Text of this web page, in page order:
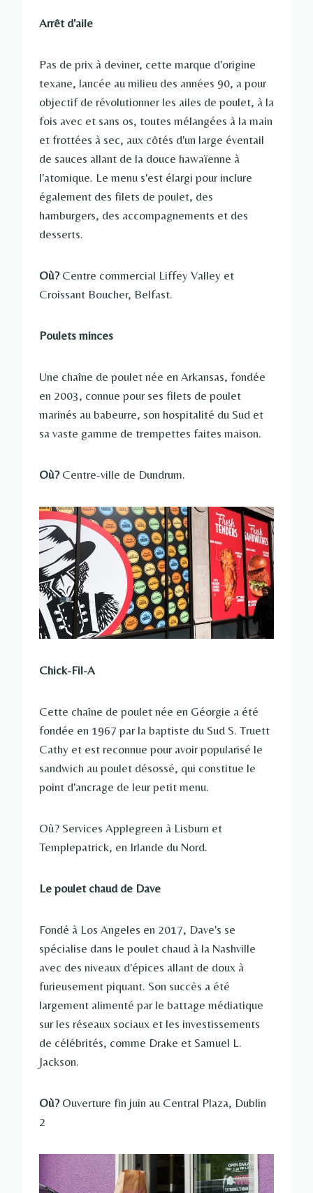
Arrêt d'aile
Pas de prix à deviner, cette marque d'origine
texane, lancée au milieu des années 90, a pour
objectif de révolutionner les ailes de poulet, à la
fois avec et sans os, toutes mélangées à la main
et frottées à sec, aux côtés d'un large éventail
de sauces allant de la douce hawaïenne à
l'atomique. Le menu s'est élargi pour inclure
également des filets de poulet, des
hamburgers, des accompagnements et des
desserts.
Où? Centre commercial Liffey Valley et
Croissant Boucher, Belfast.
Poulets minces
Une chaîne de poulet née en Arkansas, fondée
en 2003, connue pour ses filets de poulet
marinés au babeurre, son hospitalité du Sud et
sa vaste gamme de trempettes faites maison.
Où? Centre-ville de Dundrum.
Chick-Fil-A
Cette chaîne de poulet née en Géorgie a été
fondée en 1967 par la baptiste du Sud S. Truett
Cathy et est reconnue pour avoir popularisé le
sandwich au poulet désossé, qui constitue le
point d'ancrage de leur petit menu.
Où? Services Applegreen à Lisburn et
Templepatrick, en Irlande du Nord.
Le poulet chaud de Dave
Fondé à Los Angeles en 2017, Dave's se
spécialise dans le poulet chaud à la Nashville
avec des niveaux d'épices allant de doux à
furieusement piquant. Son succès a été
largement alimenté par le battage médiatique
sur les réseaux sociaux et les investissements
de célébrités, comme Drake et Samuel L.
Jackson.
Où? Ouverture fin juin au Central Plaza, Dublin
2